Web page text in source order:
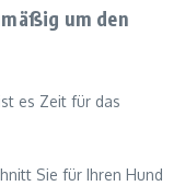
um den
es Zeit für das
Sie für Ihren Hund